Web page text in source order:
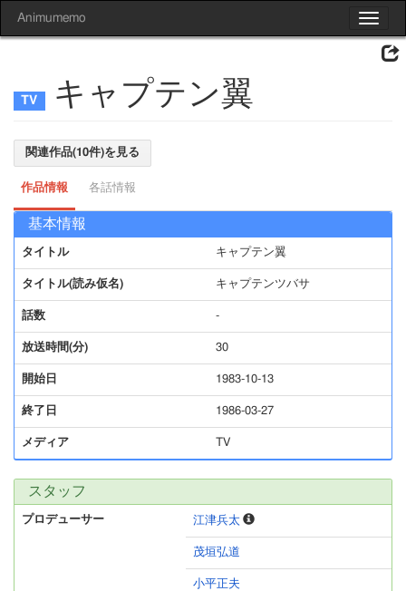
Toggle
Animumemo
キャプテン翼
関連作品(10件)を見る
作品情報 各話情報
基本情報
タイトル キャプテン翼
タイトル(読み仮名) キャプテンツバサ
話数 -
放送時間(分) 30
開始日 1983-10-13
終了日 1986-03-27
メディア TV
スタッフ
プロデューサー 江津兵太
茂垣弘道
小平正夫